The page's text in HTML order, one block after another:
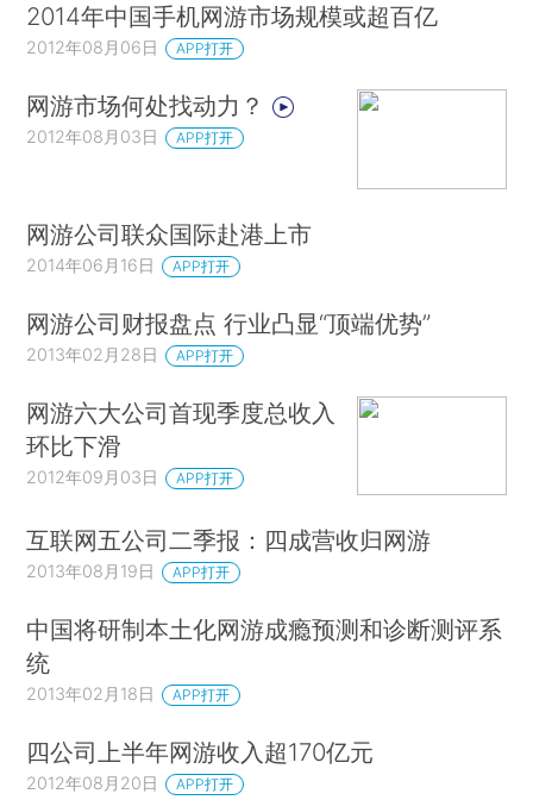
2014年中国手机网游市场规模或超百亿
2012年08月06日 APP打开
网游市场何处找动力？
2012年08月03日 APP打开
网游公司联众国际赴港上市
2014年06月16日 APP打开
网游公司财报盘点 行业凸显“顶端优势”
2013年02月28日 APP打开
网游六大公司首现季度总收入
环比下滑
2012年09月03日 APP打开
互联网五公司二季报：四成营收归网游
2013年08月19日 APP打开
中国将研制本土化网游成瘾预测和诊断测评系
统
2013年02月18日 APP打开
四公司上半年网游收入超170亿元
2012年08月20日 APP打开